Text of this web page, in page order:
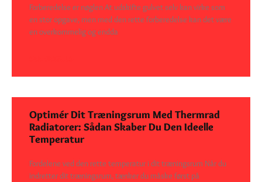
Forberedelse er nøglen At udskifte gulvet selv kan virke som
en stor opgave, men med den rette forberedelse kan det være
en overkommelig og endda
Optimér Dit Træningsrum Med Thermrad
Radiatorer: Sådan Skaber Du Den Ideelle
Temperatur
Fordelene ved den rette temperatur i dit træningsrum Når du
indretter dit træningsrum, tænker du måske først på